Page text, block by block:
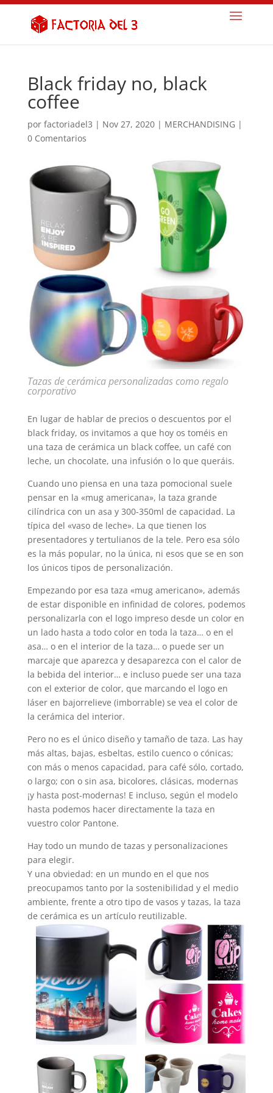
Black friday no, black
coffee
por factoriadel3 | Nov 27, 2020| MERCHANDISING |
0 Comentarios
Tazas de cerámica personalizadas como regalo
corporativo
En lugar de hablar de precios o descuentos por el
black friday, os invitamos a que hoy os toméis en
una taza de cerámica un black coffee, un café con
leche, un chocolate, una infusión o lo que queráis.
Cuando uno piensa en una taza pomocional suele
pensar en la «mug americana», la taza grande
cilíndrica con un asa y 300-350ml de capacidad. La
típica del «vaso de leche». La que tienen los
presentadores y tertulianos de la tele. Pero esa sólo
es la más popular, no la única, ni esos que se en son
los únicos tipos de personalización.
Empezando por esa taza «mug americano», además
de estar disponible en infinidad de colores, podemos
personalizarla con el logo impreso desde un color en
un lado hasta a todo color en toda la taza… o en el
asa… o en el interior de la taza… o puede ser un
marcaje que aparezca y desaparezca con el calor de
la bebida del interior… e incluso puede ser una taza
con el exterior de color, que marcando el logo en
láser en bajorrelieve (imborrable) se vea el color de
la cerámica del interior.
Pero no es el único diseño y tamaño de taza. Las hay
más altas, bajas, esbeltas, estilo cuenco o cónicas;
con más o menos capacidad, para café sólo, cortado,
o largo; con o sin asa, bicolores, clásicas, modernas
¡y hasta post-modernas! E incluso, según el modelo
hasta podemos hacer directamente la taza en
vuestro color Pantone.
Hay todo un mundo de tazas y personalizaciones
para elegir.
Y una obviedad: en un mundo en el que nos
preocupamos tanto por la sostenibilidad y el medio
ambiente, frente a otro tipo de vasos y tazas, la taza
de cerámica es un artículo reutilizable.